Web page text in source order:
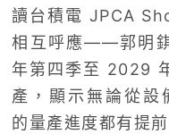
讀台積電 JPCA
相互呼應——郭明
年第四季至 2029
產，顯示無論從設
的量產進度都有提前